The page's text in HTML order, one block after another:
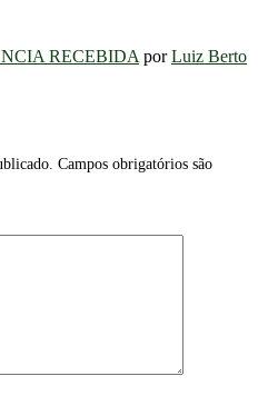
RECEBIDA porLuiz Berto
Campos obrigatórios são